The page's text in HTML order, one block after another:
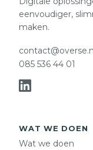
eenvoudiger,
maken.
085 536 44 01
WAT WE DOEN
Wat we doen